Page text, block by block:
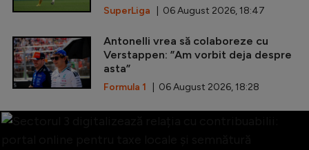
SuperLiga | 06 August 2026, 18:47
Antonelli vrea să colaboreze cu
Verstappen: ”Am vorbit deja despre
asta”
Formula 1 | 06 August 2026, 18:28